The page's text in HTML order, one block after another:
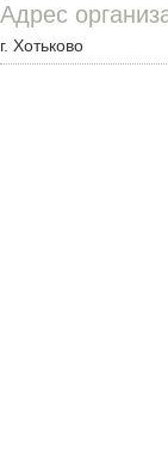
Адрес
г. Хотьково